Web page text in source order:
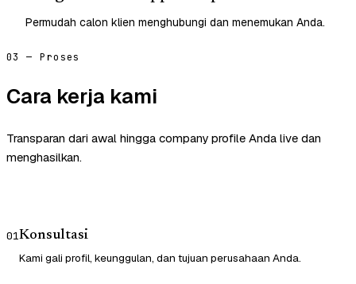
Permudah calon klien menghubungi dan menemukan Anda.
03 — Proses
Cara kerja kami
Transparan dari awal hingga company profile Anda live dan
menghasilkan.
01Konsultasi
Kami gali profil, keunggulan, dan tujuan perusahaan Anda.